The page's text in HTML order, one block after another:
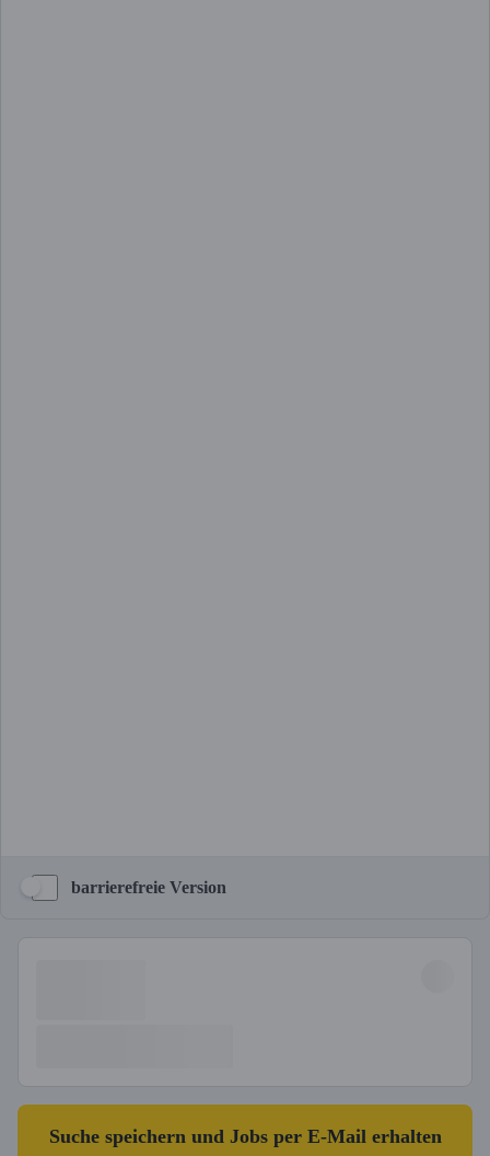
barrierefreie Version
Suche speichern und Jobs per E-Mail erhalten